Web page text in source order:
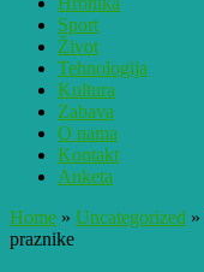
Sport
Život
Tehnologija
Kultura
Zabava
O nama
Kontakt
Anketa
Home » Uncategorized »
praznike